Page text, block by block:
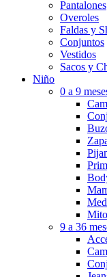
Pantalones
Overoles
Faldas y
Conjuntos
Vestidos
Sacos y
Niño
0 a 9
9 a 36